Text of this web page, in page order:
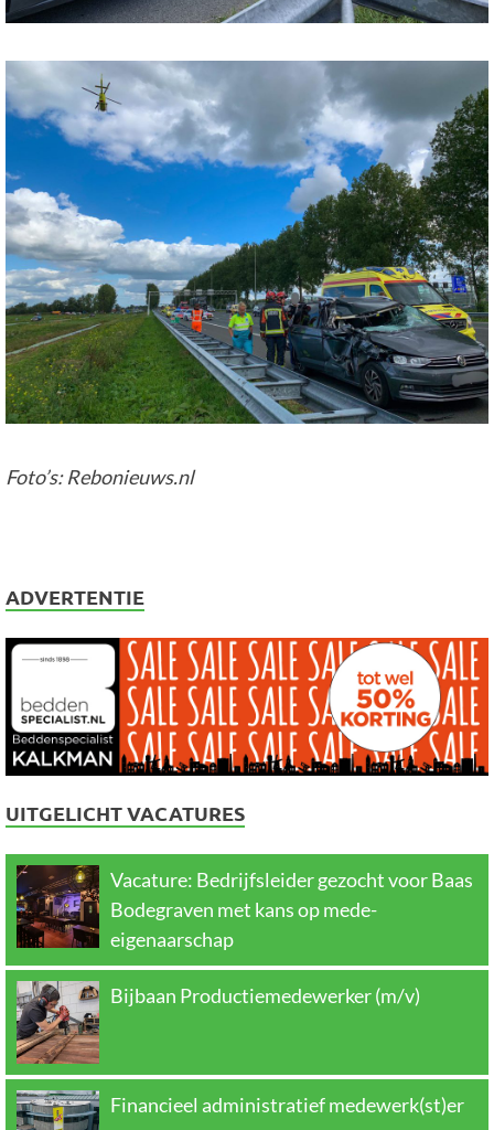
Foto’s: Rebonieuws.nl
ADVERTENTIE
UITGELICHT VACATURES
Vacature: Bedrijfsleider gezocht voor Baas
Bodegraven met kans op mede-
eigenaarschap
Bijbaan Productiemedewerker (m/v)
Financieel administratief medewerk(st)er